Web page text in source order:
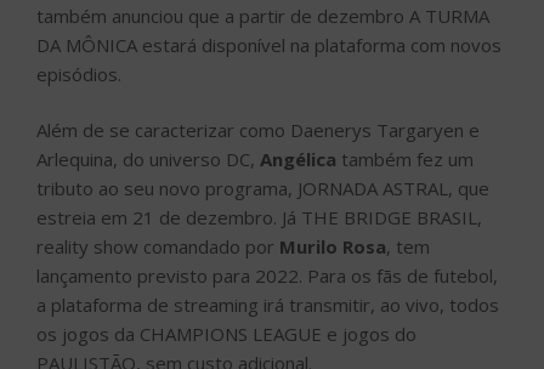
também anunciou que a partir de dezembro A TURMA
DA MÔNICA estará disponível na plataforma com novos
episódios.
Além de se caracterizar como Daenerys Targaryen e
Arlequina, do universo DC, Angélica também fez um
tributo ao seu novo programa, JORNADA ASTRAL, que
estreia em 21 de dezembro. Já THE BRIDGE BRASIL,
reality show comandado por Murilo Rosa, tem
lançamento previsto para 2022. Para os fãs de futebol,
a plataforma de streaming irá transmitir, ao vivo, todos
os jogos da CHAMPIONS LEAGUE e jogos do
PAULISTÃO, sem custo adicional.